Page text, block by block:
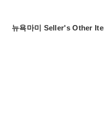
뉴욕마미 Seller's Other